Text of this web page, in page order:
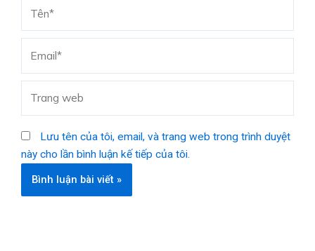
web
Lưu tên của tôi, email, và trang web trong trình duyệt
này cho lần bình luận kế tiếp của tôi.